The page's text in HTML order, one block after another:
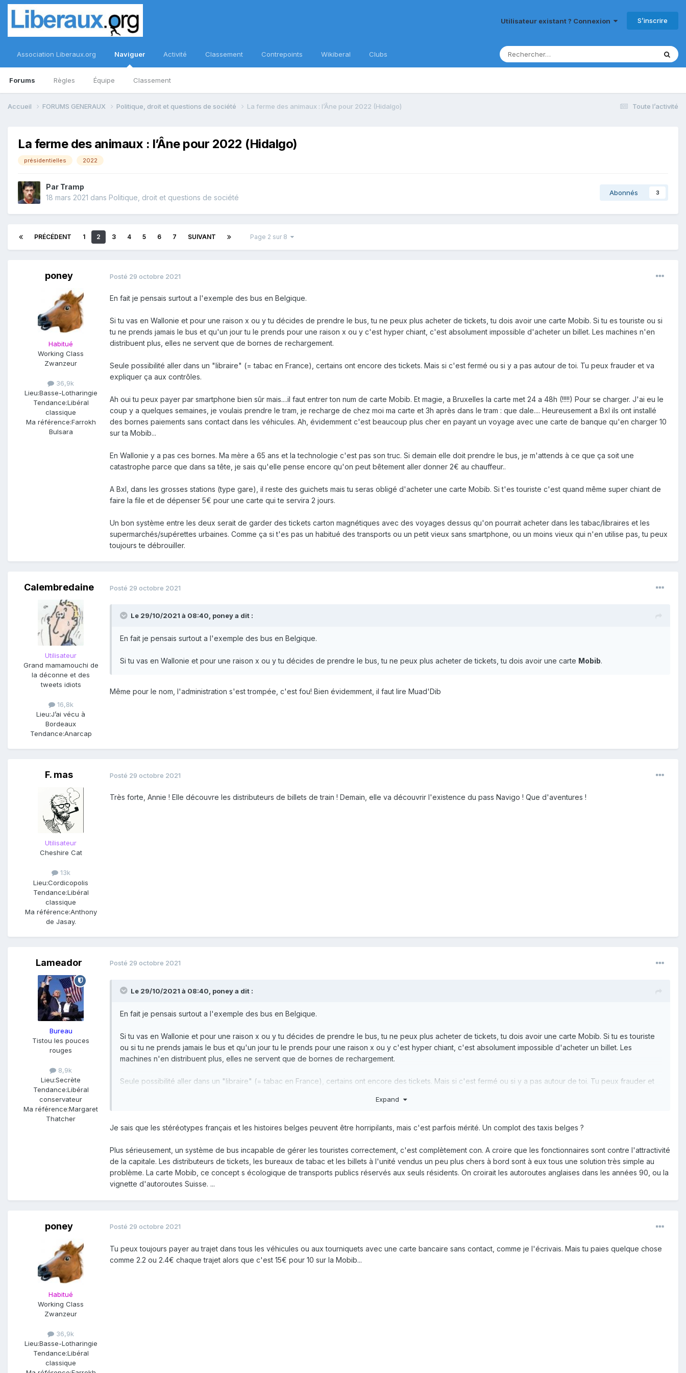
Utilisateur existant ? Connexion S’inscrire
Association Liberaux.org Naviguer
Forums Règles Équipe Classement
Activité Classement Contrepoints Wikiberal Clubs
Toute l’activité
Accueil FORUMS GENERAUX Politique, droit et questions de société La ferme des animaux : l’Âne pour 2022 (Hidalgo)
La ferme des animaux : l’Âne pour 2022 (Hidalgo)
présidentielles 2022
Par Tramp
18 mars 2021 dans Politique, droit et questions de société
Abonnés 3
PRÉCÉDENT 1 2 3 4 5 6 7 SUIVANT Page 2 sur 8
poney
Habitué
Working Class
Zwanzeur
36,9k
Lieu:Basse-Lotharingie
Tendance:Libéral
classique
Ma référence:Farrokh
Bulsara
Posté 29 octobre 2021
En fait je pensais surtout a l'exemple des bus en Belgique.
Si tu vas en Wallonie et pour une raison x ou y tu décides de prendre le bus, tu ne peux plus acheter de tickets, tu dois avoir une carte Mobib. Si tu es touriste ou si
tu ne prends jamais le bus et qu'un jour tu le prends pour une raison x ou y c'est hyper chiant, c'est absolument impossible d'acheter un billet. Les machines n'en
distribuent plus, elles ne servent que de bornes de rechargement.
Seule possibilité aller dans un "libraire" (= tabac en France), certains ont encore des tickets. Mais si c'est fermé ou si y a pas autour de toi. Tu peux frauder et va
expliquer ça aux contrôles.
Ah oui tu peux payer par smartphone bien sûr mais....il faut entrer ton num de carte Mobib. Et magie, a Bruxelles la carte met 24 a 48h (!!!!!) Pour se charger. J'ai eu le
coup y a quelques semaines, je voulais prendre le tram, je recharge de chez moi ma carte et 3h après dans le tram : que dale.... Heureusement a Bxl ils ont installé
des bornes paiements sans contact dans les véhicules. Ah, évidemment c'est beaucoup plus cher en payant un voyage avec une carte de banque qu'en charger 10
sur ta Mobib...
En Wallonie y a pas ces bornes. Ma mère a 65 ans et la technologie c'est pas son truc. Si demain elle doit prendre le bus, je m'attends à ce que ça soit une
catastrophe parce que dans sa tête, je sais qu'elle pense encore qu'on peut bêtement aller donner 2€ au chauffeur..
A Bxl, dans les grosses stations (type gare), il reste des guichets mais tu seras obligé d'acheter une carte Mobib. Si t'es touriste c'est quand même super chiant de
faire la file et de dépenser 5€ pour une carte qui te servira 2 jours.
Un bon système entre les deux serait de garder des tickets carton magnétiques avec des voyages dessus qu'on pourrait acheter dans les tabac/libraires et les
supermarchés/supérettes urbaines. Comme ça si t'es pas un habitué des transports ou un petit vieux sans smartphone, ou un moins vieux qui n'en utilise pas, tu peux
toujours te débrouiller.
Calembredaine
Utilisateur
Grand mamamouchi de
la déconne et des
tweets idiots
16,8k
Lieu:J’ai vécu à
Bordeaux
Tendance:Anarcap
Posté 29 octobre 2021
Le 29/10/2021 à 08:40, poneya dit :
En fait je pensais surtout a l'exemple des bus en Belgique.
Si tu vas en Wallonie et pour une raison x ou y tu décides de prendre le bus, tu ne peux plus acheter de tickets, tu dois avoir une carte Mobib.
Même pour le nom, l'administration s'est trompée, c'est fou! Bien évidemment, il faut lire Muad'Dib
F. mas
Utilisateur
Cheshire Cat
13k
Lieu:Cordicopolis
Tendance:Libéral
classique
Ma référence:Anthony
de Jasay.
Posté 29 octobre 2021
Très forte, Annie ! Elle découvre les distributeurs de billets de train ! Demain, elle va découvrir l'existence du pass Navigo ! Que d'aventures !
Lameador
Bureau
Tistou les pouces
rouges
8,9k
Lieu:Secrète
Tendance:Libéral
conservateur
Ma référence:Margaret
Thatcher
Posté 29 octobre 2021
Le 29/10/2021 à 08:40, poneya dit :
En fait je pensais surtout a l'exemple des bus en Belgique.
Si tu vas en Wallonie et pour une raison x ou y tu décides de prendre le bus, tu ne peux plus acheter de tickets, tu dois avoir une carte Mobib. Si tu es touriste
ou si tu ne prends jamais le bus et qu'un jour tu le prends pour une raison x ou y c'est hyper chiant, c'est absolument impossible d'acheter un billet. Les
machines n'en distribuent plus, elles ne servent que de bornes de rechargement.
Seule possibilité aller dans un "libraire" (= tabac en France), certains ont encore des tickets. Mais si c'est fermé ou si y a pas autour de toi. Tu peux frauder et
eu le coup y a quelques semaines, je voulais prendre le tram, je recharge de chez moi ma carte et 3h après dans le tram : que dale.... Heureusement a Bxl ils ont
qu'en charger 10 sur ta Mobib...
En Wallonie y a pas ces bornes. Ma mère a 65 ans et la technologie c'est pas son truc. Si demain elle doit prendre le bus, je m'attends à ce que ça soit une
catastrophe parce que dans sa tête, je sais qu'elle pense encore qu'on peut bêtement aller donner 2€ au chauffeur..
supermarchés/supérettes urbaines. Comme ça si t'es pas un habitué des transports ou un petit vieux sans smartphone, ou un moins vieux qui n'en utilise pas, tu
peux toujours te débrouiller.
Expand
Je sais que les stéréotypes français et les histoires belges peuvent être horripilants, mais c'est parfois mérité. Un complot des taxis belges ?
Plus sérieusement, un système de bus incapable de gérer les touristes correctement, c'est complètement con. A croire que les fonctionnaires sont contre l'attractivité
de la capitale. Les distributeurs de tickets, les bureaux de tabac et les billets à l'unité vendus un peu plus chers à bord sont à eux tous une solution très simple au
problème. La carte Mobib, ce concept s écologique de transports publics réservés aux seuls résidents. On croirait les autoroutes anglaises dans les années 90, ou la
vignette d'autoroutes Suisse. ...
poney
Habitué
Working Class
Zwanzeur
36,9k
Lieu:Basse-Lotharingie
Tendance:Libéral
classique
Posté 29 octobre 2021
Tu peux toujours payer au trajet dans tous les véhicules ou aux tourniquets avec une carte bancaire sans contact, comme je l'écrivais. Mais tu paies quelque chose
comme 2.2 ou 2.4€ chaque trajet alors que c'est 15€ pour 10 sur la Mobib...